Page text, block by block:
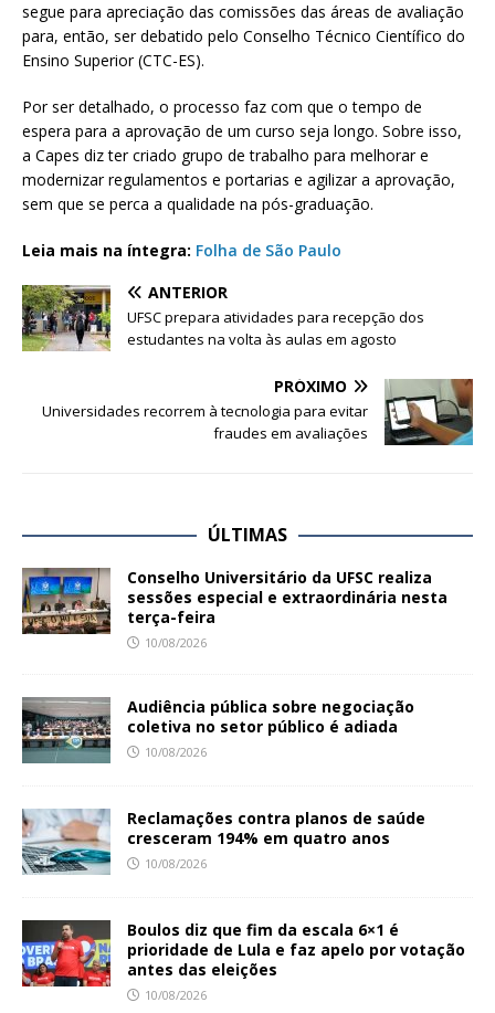
segue para apreciação das comissões das áreas de avaliação
para, então, ser debatido pelo Conselho Técnico Científico do
Ensino Superior (CTC-ES).
Por ser detalhado, o processo faz com que o tempo de
espera para a aprovação de um curso seja longo. Sobre isso,
a Capes diz ter criado grupo de trabalho para melhorar e
modernizar regulamentos e portarias e agilizar a aprovação,
sem que se perca a qualidade na pós-graduação.
Leia mais na íntegra: Folha de São Paulo
ANTERIOR
UFSC prepara atividades para recepção dos
estudantes na volta às aulas em agosto
PRÓXIMO
Universidades recorrem à tecnologia para evitar
fraudes em avaliações
ÚLTIMAS
Conselho Universitário da UFSC realiza
sessões especial e extraordinária nesta
terça-feira
10/08/2026
Audiência pública sobre negociação
coletiva no setor público é adiada
10/08/2026
Reclamações contra planos de saúde
cresceram 194% em quatro anos
10/08/2026
Boulos diz que fim da escala 6×1 é
prioridade de Lula e faz apelo por votação
antes das eleições
10/08/2026